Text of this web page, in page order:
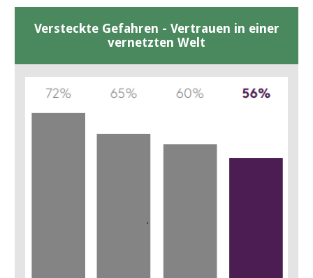
Versteckte Gefahren - Vertrauen in einer
vernetzten Welt